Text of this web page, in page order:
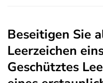
Beseitigen Sie
Leerzeichen
Geschütztes